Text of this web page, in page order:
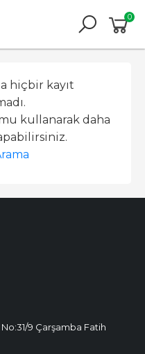
0
hiçbir kayıt
kullanarak daha
9 Çarşamba Fatih